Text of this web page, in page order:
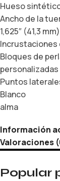
Hueso
Ancho de la
1,625″ (41,3 mm)
Incrustaciones
Bloques de
Puntos
Blanco
alma
Información
Valoraciones
Popular